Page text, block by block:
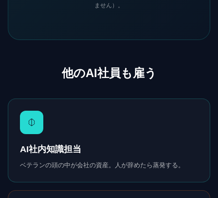
ません）。
他のAI社員も雇う
AI社内知識担当
ベテランの頭の中が会社の資産。人が辞めたら蒸発する。